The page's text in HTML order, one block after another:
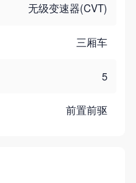
无级变速器(CVT)
三厢车
5
前置前驱